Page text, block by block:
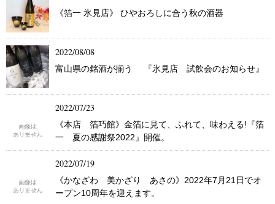
《箔一 氷見店》 ひやおろしに合う秋の酒器
2022/08/08
富山県の銘酒が揃う 『氷見店 試飲会のお知らせ』
2022/07/23
《本店 箔巧館》金箔に見て、ふれて、味わえる!『箔
一 夏の感謝祭2022』開催。
2022/07/19
《かなざわ 美かざり あさの》2022年7月21日でオ
ープン10周年を迎えます。